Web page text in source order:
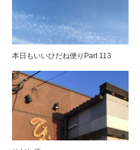
本日もいいひだね便りPart 113